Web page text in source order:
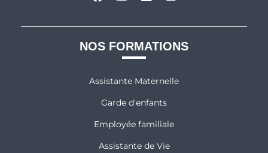
NOS FORMATIONS
Assistante Maternelle
Garde d'enfants
Employée familiale
Assistante de Vie